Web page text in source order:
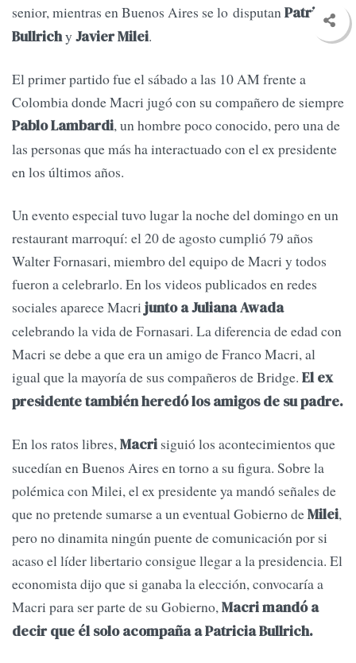
senior, mientras en Buenos Aires se lo disputanPatricia
Bullrichy Javier Milei.
El primer partido fue el sábado a las 10 AM frente a
Colombia donde Macri jugó con su compañero de siempre
Pablo Lambardi, un hombre poco conocido, pero una de
las personas que más ha interactuado con el ex presidente
en los últimos años.
Un evento especial tuvo lugar la noche del domingo en un
restaurant marroquí: el 20 de agosto cumplió 79 años
Walter Fornasari, miembro del equipo de Macri y todos
fueron a celebrarlo. En los videos publicados en redes
sociales aparece Macri junto a Juliana Awada
celebrando la vida de Fornasari. La diferencia de edad con
Macri se debe a que era un amigo de Franco Macri, al
igual que la mayoría de sus compañeros de Bridge. El ex
presidente también heredó los amigos de su padre.
En los ratos libres,Macri siguió los acontecimientos que
sucedían en Buenos Aires en torno a su figura. Sobre la
polémica con Milei, el ex presidente ya mandó señales de
que no pretende sumarse a un eventual Gobierno deMilei,
pero no dinamita ningún puente de comunicación por si
acaso el líder libertario consigue llegar a la presidencia. El
economista dijo que si ganaba la elección, convocaría a
Macri para ser parte de su Gobierno,Macri mandó a
decir que él solo acompaña a Patricia Bullrich.